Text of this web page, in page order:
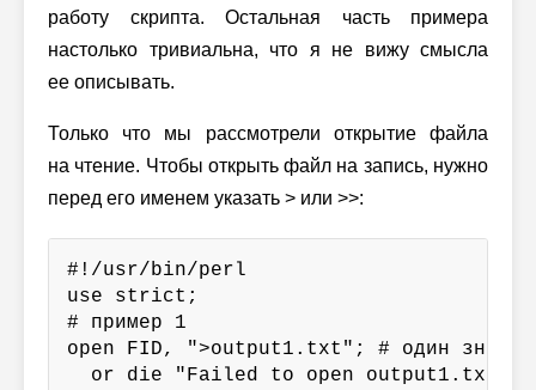
работу скрипта. Остальная часть примера
настолько тривиальна, что я не вижу смысла
ее описывать.
Только что мы рассмотрели открытие файла
на чтение. Чтобы открыть файл на запись, нужно
перед его именем указать > или >>:
#!/usr/bin/perl
use strict;
# пример 1
open FID, ">output1.txt"; # один знак
or die "Failed to open output1.txt: